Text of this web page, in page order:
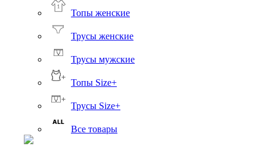
Топы женские
Трусы женские
Трусы мужские
Топы Size+
Трусы Size+
Все товары